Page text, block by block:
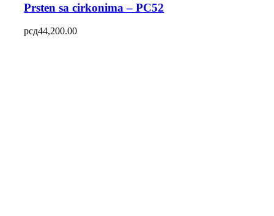
Prsten sa cirkonima – PC52
рсд44,200.00